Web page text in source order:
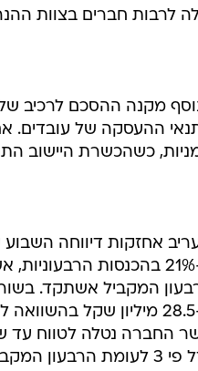
לרבות חברים בצוות
מקנה ההסכם לרכיב
ההעסקה של עובדים.
כשהכשרת היישוב
המקביל אשתקד.
החברה נטלה לטווח עד
ב-2009 והסתכם בכ-32.7 מיליון שקל.